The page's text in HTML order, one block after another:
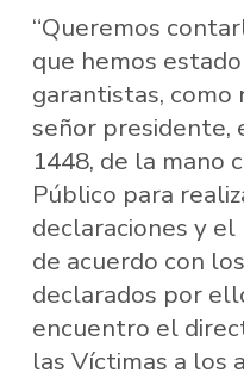
“Queremos
que hemos
garantistas, como
señor presidente,
1448, de la mano
Público para
declaraciones y
de acuerdo con
declarados por
encuentro el
las Víctimas a los